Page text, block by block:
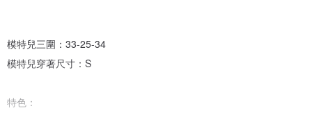
模特兒三圍：33-25-34
模特兒穿著尺寸：S
特色：